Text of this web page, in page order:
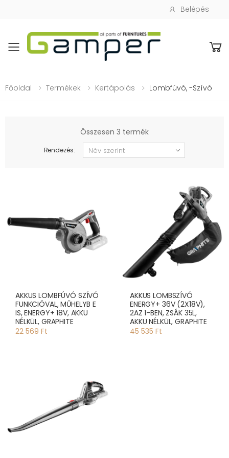
Belépés
Toggle mobile menu
Főoldal Termékek Kertápolás Lombfúvó, -szívó
Összesen 3 termék
Rendezés:
AKKUS LOMBFÚVÓ SZÍVÓ
FUNKCIÓVAL, MŰHELYB E
IS, ENERGY+ 18V, AKKU
NÉLKÜL, GRAPHITE
22 569 Ft
AKKUS LOMBSZÍVÓ
ENERGY+ 36V (2X18V),
2AZ 1-BEN, ZSÁK 35L,
AKKU NÉLKÜL, GRAPHITE
45 535 Ft